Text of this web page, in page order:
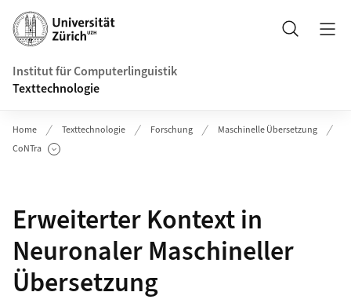
Header
Suche
Institut für Computerlinguistik
Texttechnologie
Home Texttechnologie Forschung
Maschinelle Übersetzung
CoNTra
Unterseiten anzeigen
Erweiterter Kontext in
Neuronaler Maschineller
Übersetzung